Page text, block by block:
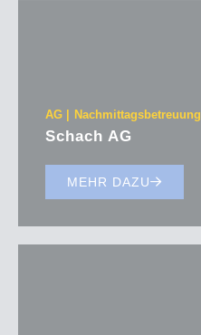
AG Nachmittagsbetreuung
Schach AG
MEHR DAZU